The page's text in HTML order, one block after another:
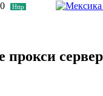
Http
прокси